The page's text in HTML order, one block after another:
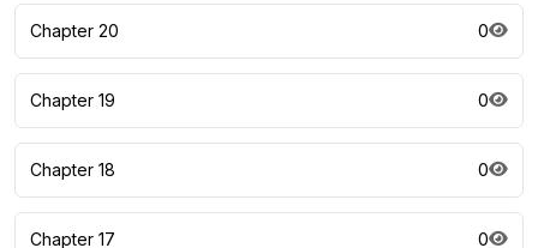
Chapter 20 0
Chapter 19 0
Chapter 18 0
Chapter 17 0